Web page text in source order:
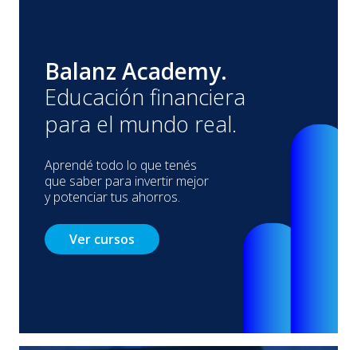
Balanz Academy.
Educación financiera
para el mundo real.
Aprendé todo lo que tenés
que saber para invertir mejor
y potenciar tus ahorros.
Ver cursos